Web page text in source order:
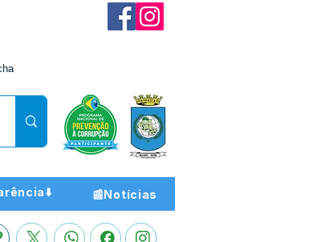
📰Notícias